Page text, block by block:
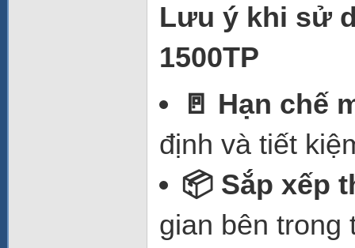
Lưu ý khi sử
1500TP
🚪 Hạn chế
định và tiết
📦 Sắp xếp
gian bên